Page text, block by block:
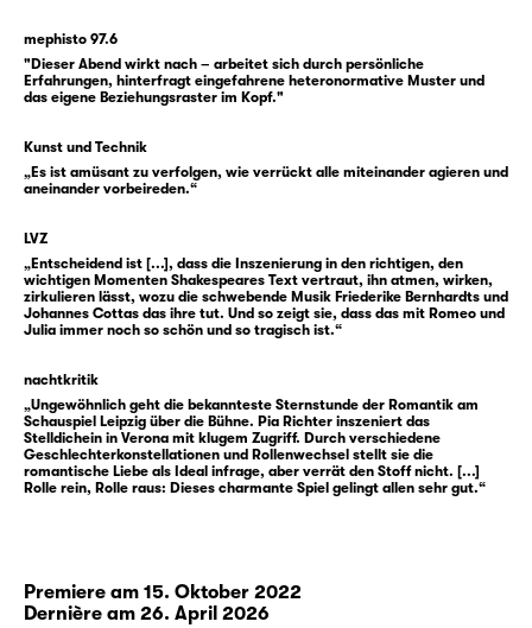
einen Kampf mit ihrem Cousin gedrängt und
zu dessen Mörder. Es folgt Verbannung.
Äußerst schwierige Bedingungen. Doch nichts
zusammen sein zu wollen. Sogar die letzte
Grenze, die radikalste, weil unumkehrbare
vereint zu sein.
Nicht erst heute erscheint die Hartnäckigkeit
des jungen Paares, unter allen Umständen
Zeiten ließen sich Einwände geltend machen:
dass ein einziges Treffen eine wackelige
Grundlage für eine lebenslange Bindung ist.
Oder dass Missbilligung durch die
Gesellschaft einem nie endenden Stresstest
liberale Gesellschaft selten geworden.
Heiratsregeln sind abgeschafft. Beziehungen
mephisto 97.6
"Dieser Abend wirkt nach – arbeitet sich durch persönliche
Erfahrungen, hinterfragt eingefahrene heteronormative Muster und
das eigene Beziehungsraster im Kopf."
Kunst und Technik
„Es ist amüsant zu verfolgen, wie verrückt alle miteinander agieren und
aneinander vorbeireden.“
LVZ
„Entscheidend ist [...], dass die Inszenierung in den richtigen, den
wichtigen Momenten Shakespeares Text vertraut, ihn atmen, wirken,
zirkulieren lässt, wozu die schwebende Musik Friederike Bernhardts und
Johannes Cottas das ihre tut. Und so zeigt sie, dass das mit Romeo und
Julia immer noch so schön und so tragisch ist.“
nachtkritik
„Ungewöhnlich geht die bekannteste Sternstunde der Romantik am
Schauspiel Leipzig über die Bühne. Pia Richter inszeniert das
Stelldichein in Verona mit klugem Zugriff. Durch verschiedene
Geschlechterkonstellationen und Rollenwechsel stellt sie die
romantische Liebe als Ideal infrage, aber verrät den Stoff nicht. [...]
Rolle rein, Rolle raus: Dieses charmante Spiel gelingt allen sehr gut.“
Premiere am 15. Oktober 2022
Dernière am 26. April 2026